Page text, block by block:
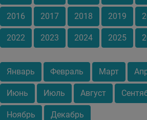
2016 2017 2018 2019
2022 2023 2024 2025
Январь Февраль Март
Июнь Июль Август
Ноябрь Декабрь